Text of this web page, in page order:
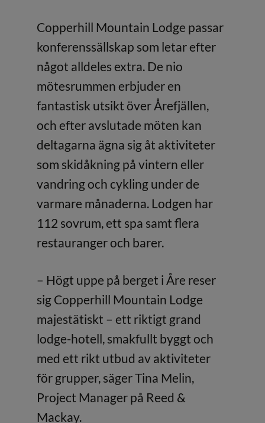
Copperhill Mountain Lodge passar
konferenssällskap som letar efter
något alldeles extra. De nio
mötesrummen erbjuder en
fantastisk utsikt över Årefjällen,
och efter avslutade möten kan
deltagarna ägna sig åt aktiviteter
som skidåkning på vintern eller
vandring och cykling under de
varmare månaderna. Lodgen har
112 sovrum, ett spa samt flera
restauranger och barer.
– Högt uppe på berget i Åre reser
sig Copperhill Mountain Lodge
majestätiskt – ett riktigt grand
lodge-hotell, smakfullt byggt och
med ett rikt utbud av aktiviteter
för grupper, säger Tina Melin,
Project Manager på Reed &
Mackay.